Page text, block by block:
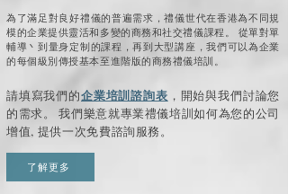
為了滿足對良好禮儀的普遍需求，禮儀世代在香港為不同規
模的企業提供靈活和多變的商務和社交禮儀課程。 從單對單
輔導丶到量身定制的課程，再到大型講座，我們可以為企業
的每個級別傳授基本至進階版的商務禮儀培訓。
請填寫我們的企業培訓諮詢表 ，開始與我們討論您
的需求。 我們樂意就專業禮儀培訓如何為您的公司
增值, 提供一次免費諮詢服務。
了解更多